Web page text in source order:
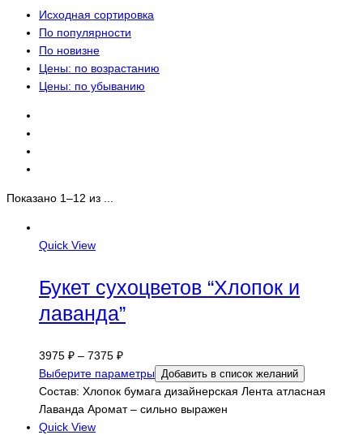
Исходная сортировка
По популярности
По новизне
Цены: по возрастанию
Цены: по убыванию
Показано 1–12 из ...
Quick View
Букет сухоцветов “Хлопок и
лаванда”
3975 ₽ – 7375 ₽
Выберите параметры Добавить в список желаний
Состав: Хлопок бумага дизайнерская Лента атласная
Лаванда Аромат – сильно выражен
Quick View